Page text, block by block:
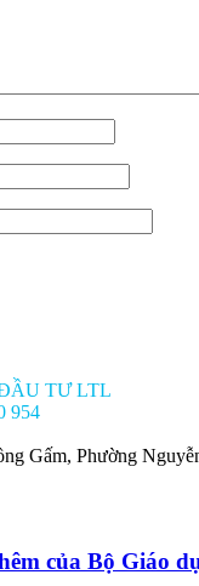
TƯ LTL
954
Gấm, Phường
của Bộ Giáo